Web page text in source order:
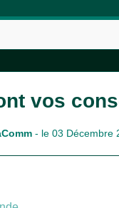
vos
- le 03 Décembre